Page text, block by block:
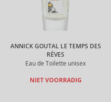
ANNICK GOUTAL LE TEMPS DES
RÉVES
Eau de Toilette unisex
NIET VOORRADIG